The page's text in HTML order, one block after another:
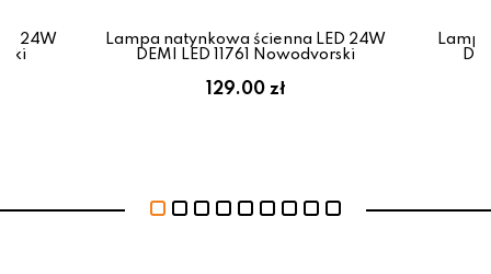
24W
Lampa natynkowa ścienna LED 24W
DEMI LED 11761 Nowodvorski
129.00 zł